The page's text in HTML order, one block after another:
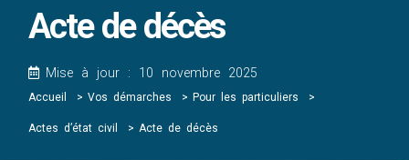
Acte de décès
Mise à jour : 10 novembre 2025
Accueil Vos démarches Pour les particuliers
Actes d’état civil Acte de décès